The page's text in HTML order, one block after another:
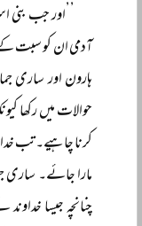
’’اور جب بنی
آدمی ان کو سبت کے
ہارون اور
حوالات میں رکھا
کرنا چاہیے۔ تب
مارا جائے۔
چنانچہ جیسا